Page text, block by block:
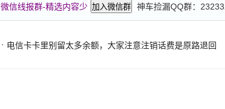
微信线报群-精选内容少 加入微信群 神车捡漏QQ群：
电信卡卡里别留太多余额，大家注意注销话费是原路退回